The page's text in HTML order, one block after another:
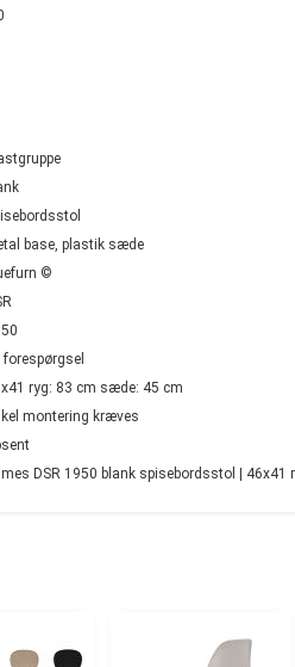
base, plastik sæde
©
forespørgsel
ryg: 83 cm sæde: 45 cm
montering kræves
DSR 1950 blank spisebordsstol |